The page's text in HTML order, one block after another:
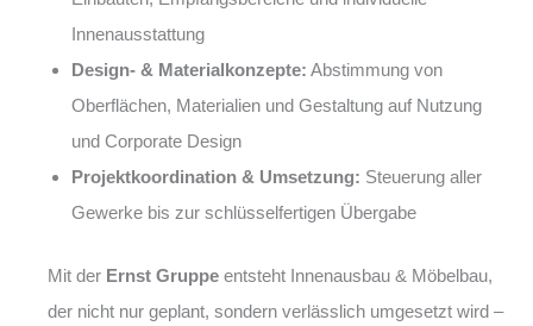
Innenausstattung
Design- & Materialkonzepte: Abstimmung von
Oberflächen, Materialien und Gestaltung auf Nutzung
und Corporate Design
Projektkoordination & Umsetzung: Steuerung aller
Gewerke bis zur schlüsselfertigen Übergabe
Mit der Ernst Gruppe entsteht Innenausbau & Möbelbau,
der nicht nur geplant, sondern verlässlich umgesetzt wird –